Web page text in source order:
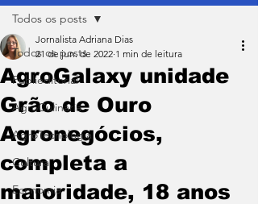
Todos os posts
Publieditorial
AgroCulinária
AgroTecnologia
Cultura
Economia
Todos os posts
AgroGalaxy unidade
Grão de Ouro
Agronegócios,
completa a
maioridade, 18 anos
Jornalista Adriana Dias
21 de jun. de 2022 1 min de leitura